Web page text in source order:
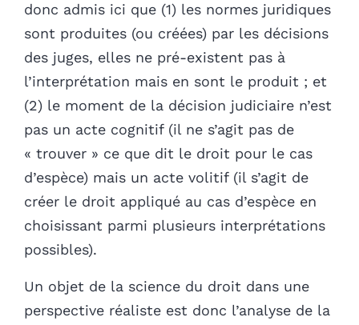
donc admis ici que (1) les normes juridiques
sont produites (ou créées) par les décisions
des juges, elles ne pré-existent pas à
l’interprétation mais en sont le produit ; et
(2) le moment de la décision judiciaire n’est
pas un acte cognitif (il ne s’agit pas de
« trouver » ce que dit le droit pour le cas
d’espèce) mais un acte volitif (il s’agit de
créer le droit appliqué au cas d’espèce en
choisissant parmi plusieurs interprétations
possibles).
Un objet de la science du droit dans une
perspective réaliste est donc l’analyse de la